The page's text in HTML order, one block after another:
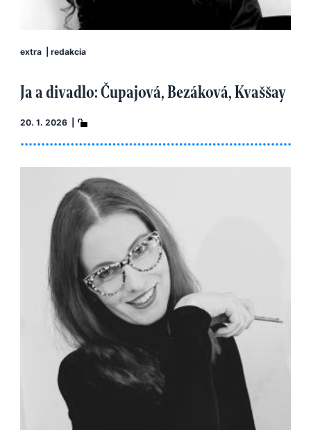
extra redakcia
Ja a divadlo: Čupajová, Bezáková, Kvaššay
20. 1. 2026 |